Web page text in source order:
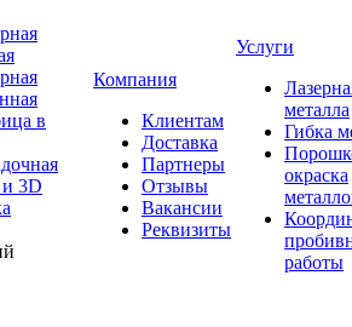
в
3D
Компания
Клиентам
Доставка
Партнеры
Отзывы
Вакансии
Реквизиты
Услуги
металла
Гибка
окраска
работы